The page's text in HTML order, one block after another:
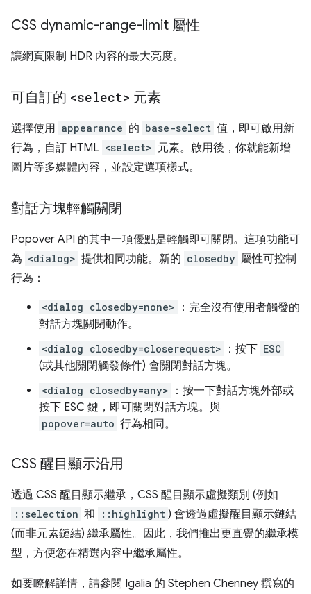
CSS dynamic-range-limit 屬性
讓網頁限制 HDR 內容的最大亮度。
可自訂的 <select> 元素
選擇使用 appearance 的 base-select 值，即可啟用新
行為，自訂 HTML <select> 元素。啟用後，你就能新增
圖片等多媒體內容，並設定選項樣式。
對話方塊輕觸關閉
Popover API 的其中一項優點是輕觸即可關閉。這項功能可
為 <dialog> 提供相同功能。新的 closedby 屬性可控制
行為：
<dialog closedby=none>
：完全沒有使用者觸發的
對話方塊關閉動作。
<dialog closedby=closerequest> ：按下 ESC
(或其他關閉觸發條件) 會關閉對話方塊。
<dialog closedby=any>
：按一下對話方塊外部或
按下 ESC 鍵，即可關閉對話方塊。與
popover=auto 行為相同。
CSS 醒目顯示沿用
透過 CSS 醒目顯示繼承，CSS 醒目顯示虛擬類別 (例如
::selection 和 ::highlight ) 會透過虛擬醒目顯示鏈結
(而非元素鏈結) 繼承屬性。因此，我們推出更直覺的繼承模
型，方便您在精選內容中繼承屬性。
如要瞭解詳情，請參閱 Igalia 的 Stephen Chenney 撰寫的